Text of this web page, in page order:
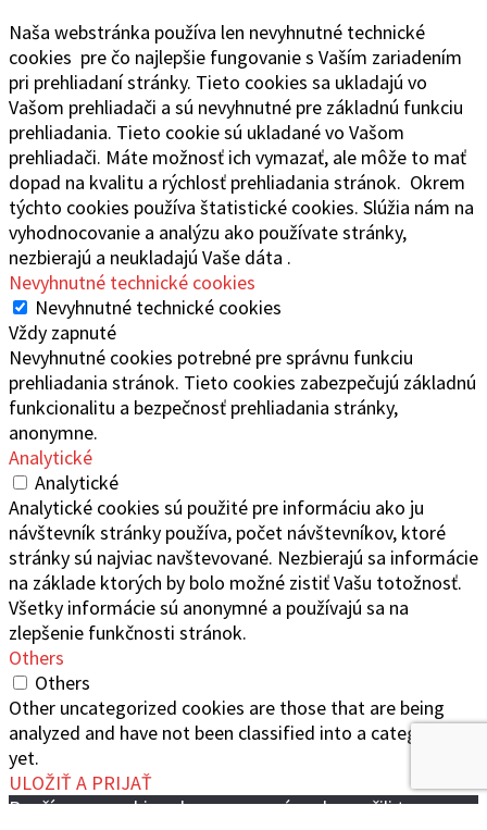
Naša webstránka používa len nevyhnutné technické
cookies pre čo najlepšie fungovanie s Vaším zariadením
pri prehliadaní stránky. Tieto cookies sa ukladajú vo
Vašom prehliadači a sú nevyhnutné pre základnú funkciu
prehliadania. Tieto cookie sú ukladané vo Vašom
prehliadači. Máte možnosť ich vymazať, ale môže to mať
dopad na kvalitu a rýchlosť prehliadania stránok. Okrem
týchto cookies používa štatistické cookies. Slúžia nám na
vyhodnocovanie a analýzu ako používate stránky,
nezbierajú a neukladajú Vaše dáta .
Nevyhnutné technické cookies
Nevyhnutné technické cookies
Vždy zapnuté
Nevyhnutné cookies potrebné pre správnu funkciu
prehliadania stránok. Tieto cookies zabezpečujú základnú
funkcionalitu a bezpečnosť prehliadania stránky,
anonymne.
Analytické
Analytické
Analytické cookies sú použité pre informáciu ako ju
návštevník stránky používa, počet návštevníkov, ktoré
stránky sú najviac navštevované. Nezbierajú sa informácie
na základe ktorých by bolo možné zistiť Vašu totožnosť.
Všetky informácie sú anonymné a používajú sa na
zlepšenie funkčnosti stránok.
Others
Others
Other uncategorized cookies are those that are being
analyzed and have not been classified into a category as
yet.
ULOŽIŤ A PRIJAŤ
Používame cookies aby sme pre vás zabezpečili ten